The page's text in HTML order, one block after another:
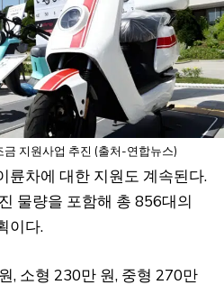
지원사업 추진 (출처-연합뉴스)
륜차에 대한 지원도 계속된다.
물량을 포함해 총 856대의
이다.
, 소형 230만 원, 중형 270만